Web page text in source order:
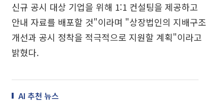
신규 공시 대상 기업을 위해 1:1 컨설팅을 제공하고
안내 자료를 배포할 것"이라며 "상장법인의 지배구조
개선과 공시 정착을 적극적으로 지원할 계획"이라고
밝혔다.
AI 추천 뉴스